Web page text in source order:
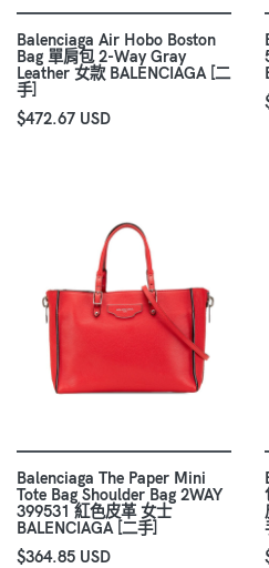
Balenciaga Air Hobo Boston
Bag 單肩包 2-Way Gray
Leather 女款 BALENCIAGA [二
手]
$472.67 USD
Balenciaga The Paper Mini
Tote Bag Shoulder Bag 2WAY
399531 紅色皮革 女士
BALENCIAGA [二手]
$364.85 USD